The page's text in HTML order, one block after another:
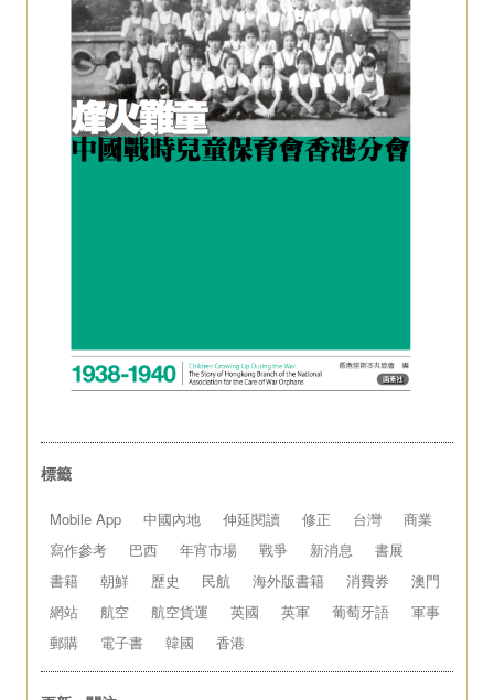
標籤
Mobile App 中國內地 伸延閱讀 修正 台灣
商業
寫作參考
巴西 年宵市場 戰爭 新消息
書展
書籍
朝鮮 歷史 民航 海外版書籍 消費券
澳門
網站
航空 航空貨運 英國 英軍 葡萄牙語
軍事
郵購
電子書 韓國 香港